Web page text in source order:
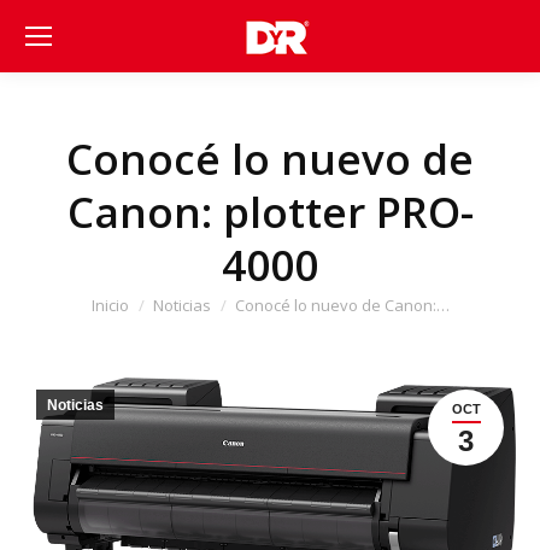
Conocé lo nuevo de
Canon: plotter PRO-
4000
Estás aquí:
Inicio Noticias Conocé lo nuevo de Canon:…
OCT
3
Noticias